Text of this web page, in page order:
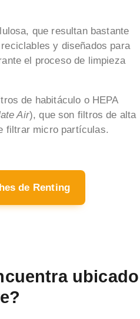
que resultan bastante
y diseñados para
el proceso de limpieza
de habitáculo o HEPA
Air), que son filtros de alta
filtrar micro partículas.
de Renting
ubicado